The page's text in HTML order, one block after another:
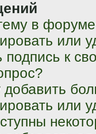
в
или
подпись к
или